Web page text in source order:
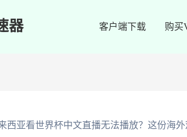
器 客户端下载 购买
西亚看世界杯中文直播无法播放？这份海